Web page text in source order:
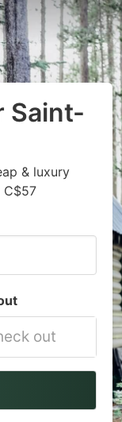
Saint-
& luxury
C$57